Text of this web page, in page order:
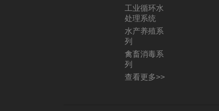
工业循环水
处理系统
水产养殖系
列
禽畜消毒系
列
查看更多>>